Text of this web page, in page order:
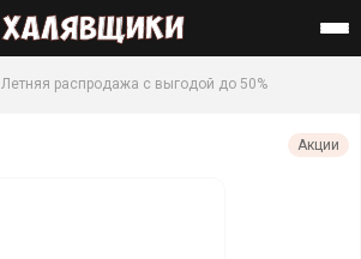
Летняя распродажа с выгодой до 50%
Акции